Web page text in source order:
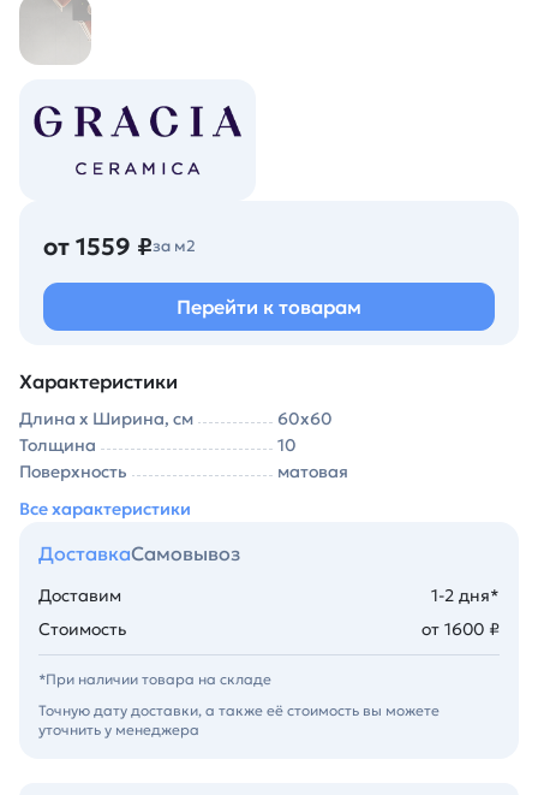
от 1559 ₽за м2
Перейти к товарам
Характеристики
Длина х Ширина, см
60х60
Толщина
10
Поверхность
матовая
Все характеристики
ДоставкаСамовывоз
Доставим
1-2 дня*
Стоимость
от 1600 ₽
*При наличии товара на складе
Точную дату доставки, а также её стоимость вы можете
уточнить у менеджера